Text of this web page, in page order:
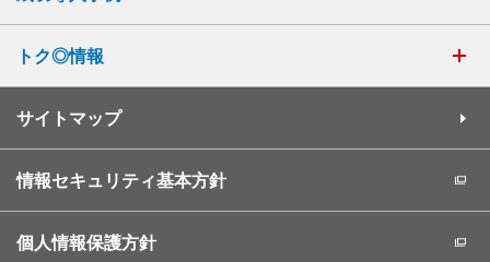
トク◎情報
サイトマップ
情報セキュリティ基本方針
個人情報保護方針